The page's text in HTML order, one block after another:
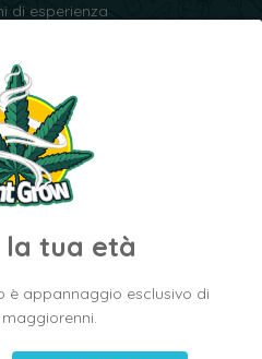
di esperienza
migliore in rete
alla clientela
di Cannabis Light
miglior prezzo.
la tua età
è appannaggio esclusivo di